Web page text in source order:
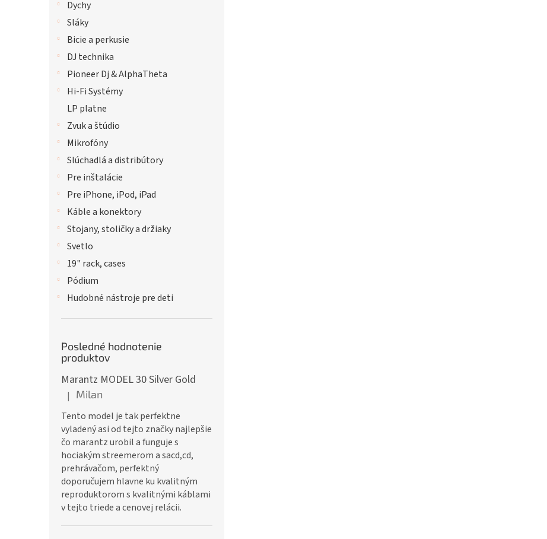
Dychy
Sláky
Bicie a perkusie
DJ technika
Pioneer Dj & AlphaTheta
Hi-Fi Systémy
LP platne
Zvuk a štúdio
Mikrofóny
Slúchadlá a distribútory
Pre inštalácie
Pre iPhone, iPod, iPad
Káble a konektory
Stojany, stoličky a držiaky
Svetlo
19" rack, cases
Pódium
Hudobné nástroje pre deti
Posledné hodnotenie
produktov
Marantz MODEL 30 Silver Gold
Hodnotenie produktu je 5 z 5 hviezdičiek.
| Milan
Tento model je tak perfektne
vyladený asi od tejto značky najlepšie
čo marantz urobil a funguje s
hociakým streemerom a sacd,cd,
prehrávačom, perfektný
doporučujem hlavne ku kvalitným
reproduktorom s kvalitnými káblami
v tejto triede a cenovej relácii.